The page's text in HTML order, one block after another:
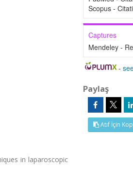
in laparoscopic
Scopus -
Captures
Mendeley -
-
Paylaş
Atıf İçin